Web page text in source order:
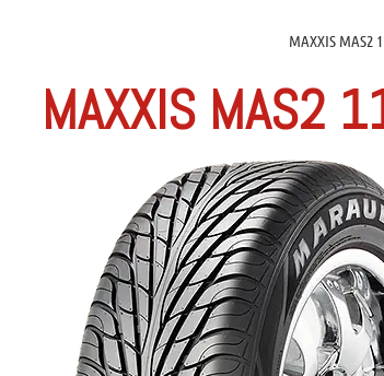
MAXXIS MAS2